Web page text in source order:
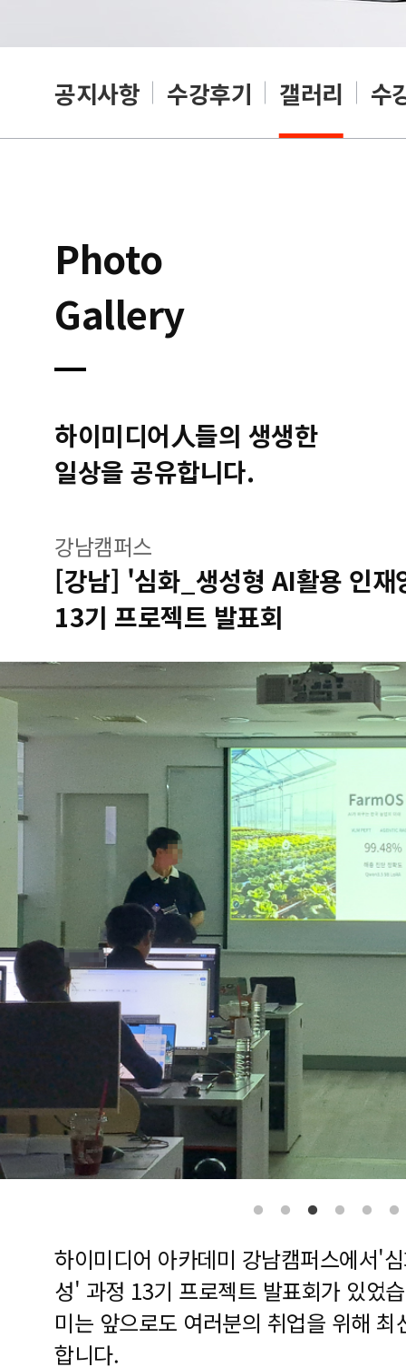
공지사항 수강후기 갤러리 수
Photo
Gallery
하이미디어人들의 생생한
일상을 공유합니다.
강남캠퍼스
[강남] '심화_생성형 AI활용 인재
13기 프로젝트 발표회
하이미디어 아카데미 강남캠퍼스에서'
성' 과정 13기 프로젝트 발표회가 있었
미는 앞으로도 여러분의 취업을 위해
합니다.